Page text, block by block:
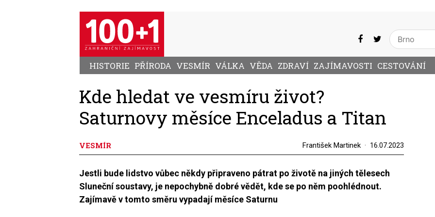
HISTORIE PŘÍRODA VESMÍR VÁLKA VĚDA ZDRAVÍ ZAJÍMAVOSTI CESTOVÁNÍ
Kde hledat ve vesmíru život?
Saturnovy měsíce Enceladus a Titan
VESMÍR František Martinek 16.07.2023
Jestli bude lidstvo vůbec někdy připraveno pátrat po životě na jiných tělesech
Sluneční soustavy, je nepochybně dobré vědět, kde se po něm poohlédnout.
Zajímavě v tomto směru vypadají měsíce Saturnu